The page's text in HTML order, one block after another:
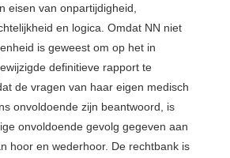
eisen van onpartijdigheid,
en logica. Omdat NN niet
is geweest om op het in
definitieve rapport te
de vragen van haar eigen medisch
onvoldoende zijn beantwoord, is
onvoldoende gevolg gegeven aan
hoor en wederhoor. De rechtbank is